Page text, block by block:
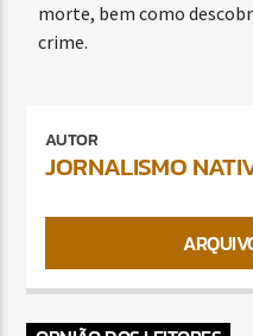
morte, bem como
crime.
AUTOR
JORNALISMO